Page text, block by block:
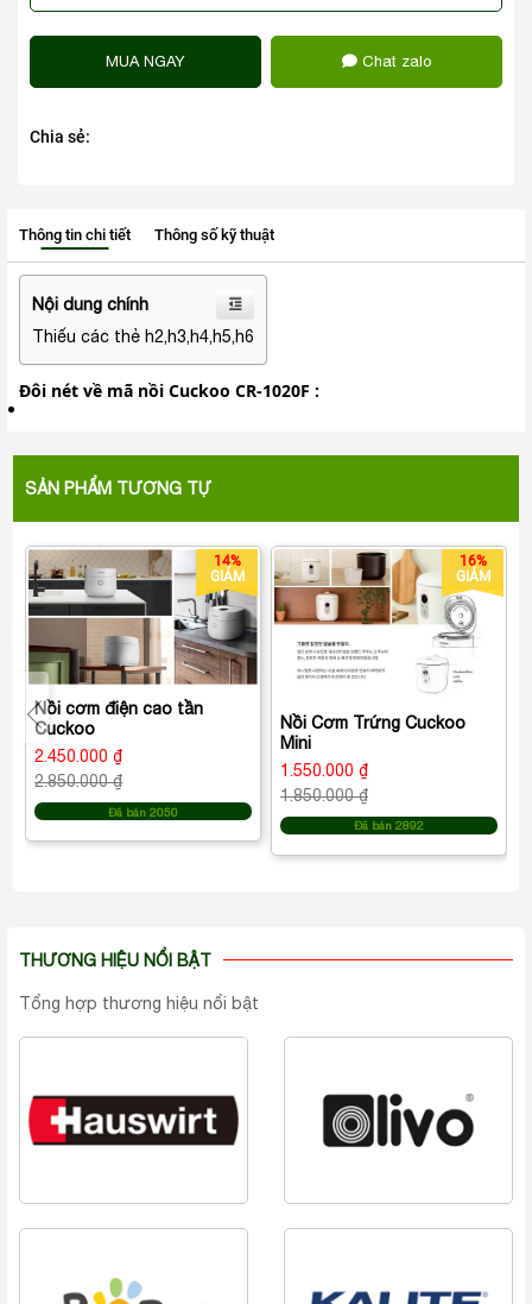
MUA NGAY Chat zalo
Chia sẻ:
Thông tin chi tiết Thông số kỹ thuật
Nội dung chính
Thiếu các thẻ h2,h3,h4,h5,h6
Đôi nét về mã nồi Cuckoo CR-1020F :
SẢN PHẨM TƯƠNG TỰ
14%
GIẢM
Nồi cơm điện cao tần
Cuckoo
2.450.000 ₫
2.850.000 ₫
Đã bán 2050
16%
GIẢM
Nồi Cơm Trứng Cuckoo
Mini
1.550.000 ₫
1.850.000 ₫
Đã bán 2892
THƯƠNG HIỆU NỔI BẬT
Tổng hợp thương hiệu nổi bật